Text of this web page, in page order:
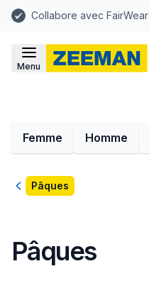
Collabore avec FairWear
Menu
Femme Homme
RetourPâques
Pâques